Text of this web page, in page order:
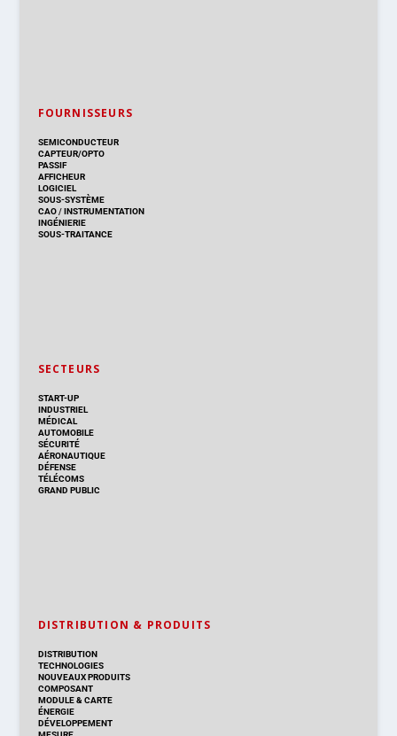
FOURNISSEURS
SEMICONDUCTEUR
CAPTEUR/OPTO
PASSIF
AFFICHEUR
LOGICIEL
SOUS-SYSTÈME
CAO/INSTRUMENTATION
INGÉNIERIE
SOUS-TRAITANCE
SECTEURS
START-UP
INDUSTRIEL
MÉDICAL
AUTOMOBILE
SÉCURITÉ
AÉRONAUTIQUE
DÉFENSE
TÉLÉCOMS
GRAND PUBLIC
DISTRIBUTION & PRODUITS
DISTRIBUTION
TECHNOLOGIES
NOUVEAUX PRODUITS
COMPOSANT
MODULE & CARTE
ÉNERGIE
DÉVELOPPEMENT